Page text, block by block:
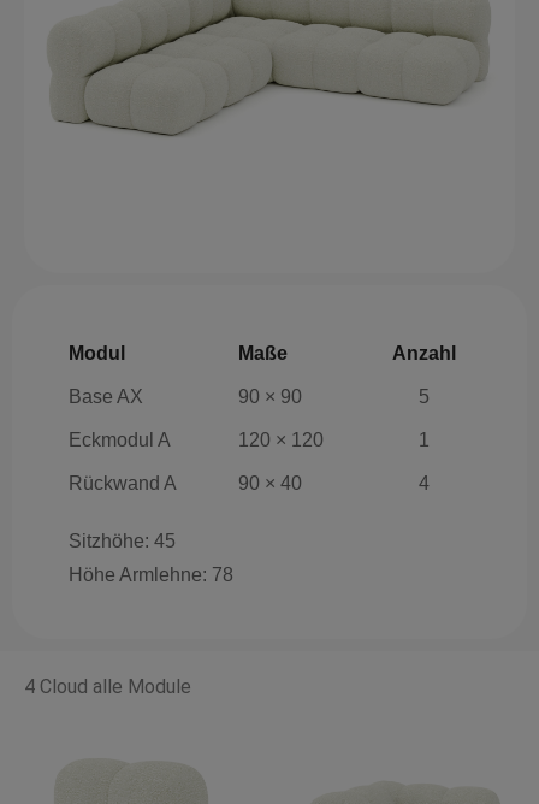
Modul Maße Anzahl
Base AX 90 × 90 5
Eckmodul A 120 × 120 1
Rückwand A 90 × 40 4
Sitzhöhe: 45
Höhe Armlehne: 78
4 Cloud alle Module